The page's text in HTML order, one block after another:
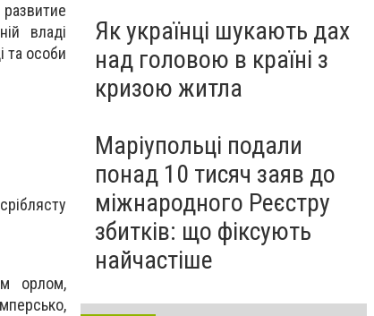
владі
та особи
орлом,
Як українці шукають дах
над головою в країні з
кризою житла
Маріупольці подали
понад 10 тисяч заяв до
міжнародного Реєстру
збитків: що фіксують
найчастіше